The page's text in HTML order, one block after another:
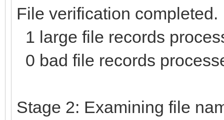
File verification completed.
1 large file records
0 bad file records
Stage 2: Examining file